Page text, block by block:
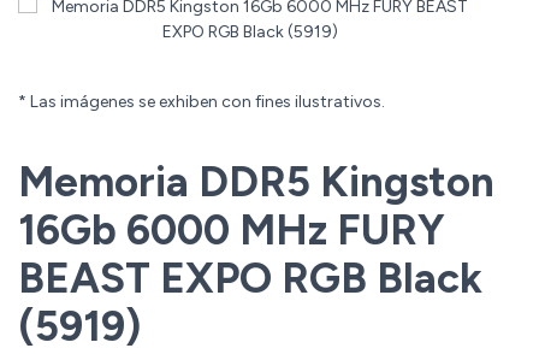
* Las imágenes se exhiben con fines ilustrativos.
Memoria DDR5 Kingston
16Gb 6000 MHz FURY
BEAST EXPO RGB Black
(5919)